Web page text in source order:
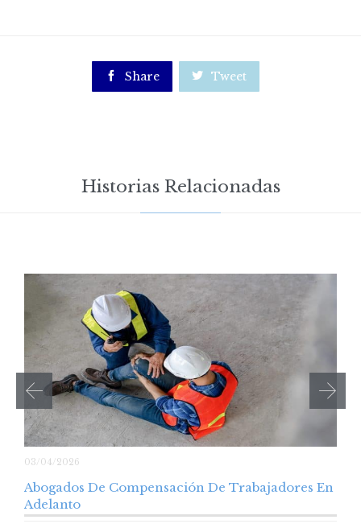
 Share  Tweet
Historias Relacionadas
03/04/2026
Abogados De Compensación De Trabajadores En
Adelanto